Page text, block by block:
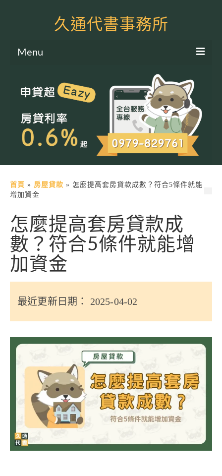
久通代書事務所
Menu
土地二胎申貸
房屋二胎申貸
軍公教貸款
土地貸款
信用貸款
代書貸款
精選知識
銀行貸款
其他貸款
申貸Q&A
久通專欄
時事解析
生活理財
房產Q&A
網友都在問
聯絡我們
首頁 » 房屋貸款 » 怎麼提高套房貸款成數？符合5條件就能
增加資金
怎麼提高套房貸款成
數？符合5條件就能增
加資金
最近更新日期： 2025-04-02